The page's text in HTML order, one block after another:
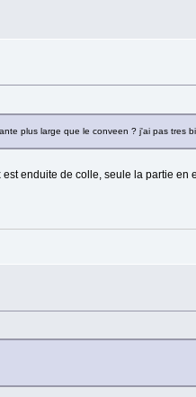
plus large que le conveen ? j'ai pas tres
enduite de colle, seule la partie en